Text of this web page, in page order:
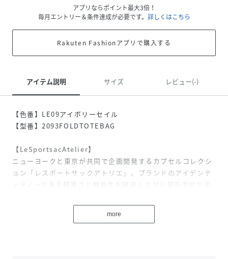
アプリならポイント最大3倍！
毎月エントリー＆条件達成が必要です。 詳しくはこちら
Rakuten Fashionアプリで購入する
アイテム説明 サイズ レビュー(-)
【色番】LE09アイボリーセイル
【型番】2093FOLDTOTEBAG
【LeSportsacAtelier】
ニューヨークと東京が共同で企画開発するカプセルコレクシ
ョン「レスポートサックアトリエ」。ブランドのアイデンテ
ィティーである軽量さと機能性を継承しながら最新素材や革
コレクションです。
ベーシックの中にビビッドカラーが調和し、日常のシーンに
more